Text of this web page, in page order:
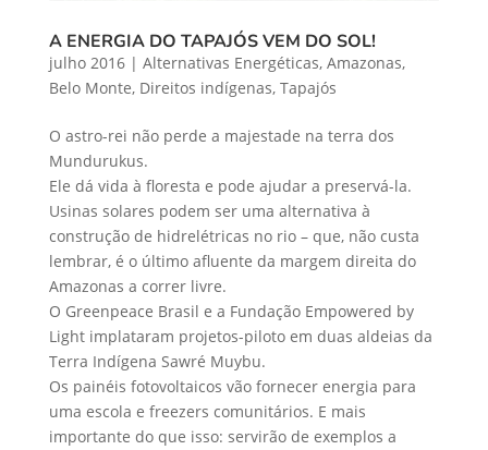
A ENERGIA DO TAPAJÓS VEM DO SOL!
julho 2016| Alternativas Energéticas, Amazonas,
Belo Monte, Direitos indígenas, Tapajós
O astro-rei não perde a majestade na terra dos
Mundurukus.
Ele dá vida à floresta e pode ajudar a preservá-la.
Usinas solares podem ser uma alternativa à
construção de hidrelétricas no rio – que, não custa
lembrar, é o último afluente da margem direita do
Amazonas a correr livre.
O Greenpeace Brasil e a Fundação Empowered by
Light implataram projetos-piloto em duas aldeias da
Terra Indígena Sawré Muybu.
Os painéis fotovoltaicos vão fornecer energia para
uma escola e freezers comunitários. E mais
importante do que isso: servirão de exemplos a